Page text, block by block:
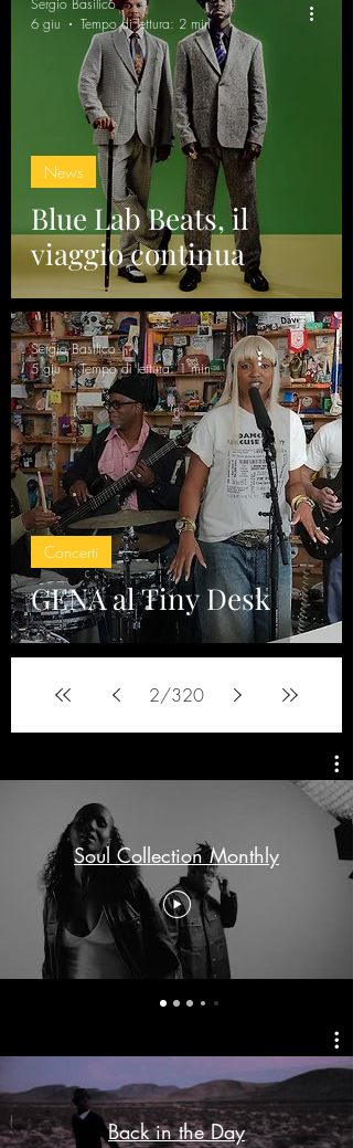
Blue Lab Beats, il
viaggio continua
News
Sergio Basilico
6 giu
Tempo di lettura: 2 min
GENA al Tiny Desk
Concerti
Sergio Basilico
5 giu
Tempo di lettura: 1 min
2/320
Soul Collection Monthly
Back in the Day